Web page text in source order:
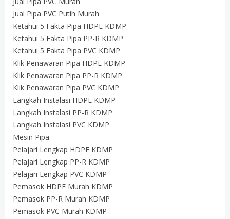
Jual Pipa PVC Putih Murah
Ketahui 5 Fakta Pipa HDPE KDMP
Ketahui 5 Fakta Pipa PP-R KDMP
Ketahui 5 Fakta Pipa PVC KDMP
Klik Penawaran Pipa HDPE KDMP
Klik Penawaran Pipa PP-R KDMP
Klik Penawaran Pipa PVC KDMP
Langkah Instalasi HDPE KDMP
Langkah Instalasi PP-R KDMP
Langkah Instalasi PVC KDMP
Mesin Pipa
Pelajari Lengkap HDPE KDMP
Pelajari Lengkap PP-R KDMP
Pelajari Lengkap PVC KDMP
Pemasok HDPE Murah KDMP
Pemasok PP-R Murah KDMP
Pemasok PVC Murah KDMP